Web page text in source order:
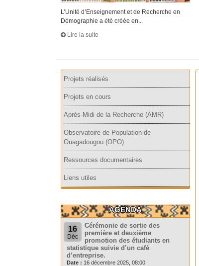
L’Unité d’Enseignement et de Recherche en
Démographie a été créée en...
Lire la suite
Projets réalisés
Projets en cours
Après-Midi de la Recherche (AMR)
Observatoire de Population de
Ouagadougou (OPO)
Ressources documentaires
Liens utiles
AGENDA
16
Déc
Cérémonie de sortie des
première et deuxième
promotion des étudiants en
statistique suivie d’un café
d’entreprise.
Date : 16 décembre 2025, 08:00